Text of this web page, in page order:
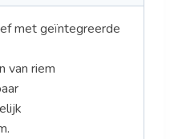
met geïntegreerde
van riem